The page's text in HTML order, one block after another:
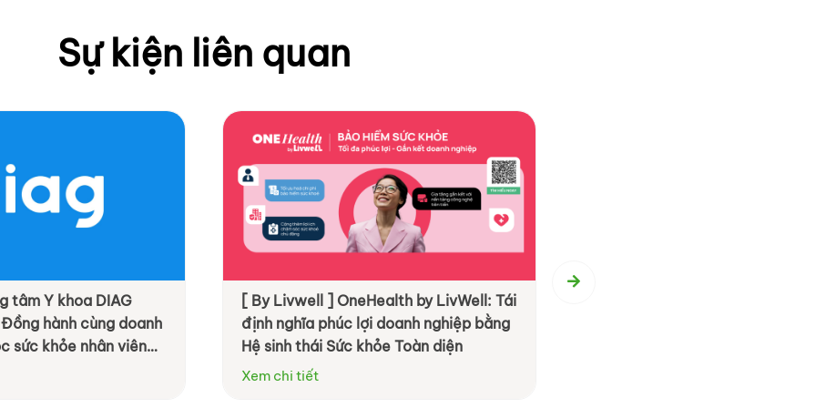
Sự kiện liên quan
tâm Y khoa DIAG
hành cùng doanh
sức khỏe nhân viên
quả hơn
[ By Livwell ] OneHealth by LivWell: Tái
định nghĩa phúc lợi doanh nghiệp bằng
Hệ sinh thái Sức khỏe Toàn diện
Xem chi tiết